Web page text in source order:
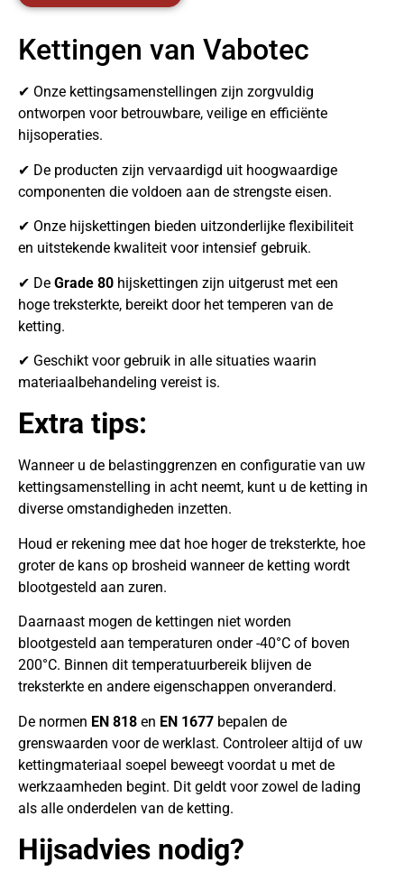
Kettingen van Vabotec
✔ Onze kettingsamenstellingen zijn zorgvuldig
ontworpen voor betrouwbare, veilige en efficiënte
hijsoperaties.
✔ De producten zijn vervaardigd uit hoogwaardige
componenten die voldoen aan de strengste eisen.
✔ Onze hijskettingen bieden uitzonderlijke flexibiliteit
en uitstekende kwaliteit voor intensief gebruik.
✔ De Grade 80 hijskettingen zijn uitgerust met een
hoge treksterkte, bereikt door het temperen van de
ketting.
✔ Geschikt voor gebruik in alle situaties waarin
materiaalbehandeling vereist is.
Extra tips:
Wanneer u de belastinggrenzen en configuratie van uw
kettingsamenstelling in acht neemt, kunt u de ketting in
diverse omstandigheden inzetten.
Houd er rekening mee dat hoe hoger de treksterkte, hoe
groter de kans op brosheid wanneer de ketting wordt
blootgesteld aan zuren.
Daarnaast mogen de kettingen niet worden
blootgesteld aan temperaturen onder -40°C of boven
200°C. Binnen dit temperatuurbereik blijven de
treksterkte en andere eigenschappen onveranderd.
De normen EN 818 en EN 1677 bepalen de
grenswaarden voor de werklast. Controleer altijd of uw
kettingmateriaal soepel beweegt voordat u met de
werkzaamheden begint. Dit geldt voor zowel de lading
als alle onderdelen van de ketting.
Hijsadvies nodig?